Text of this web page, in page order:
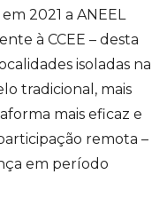
2021 a ANEEL
à CCEE – desta
isoladas na
tradicional, mais
mais eficaz e
remota –
em período